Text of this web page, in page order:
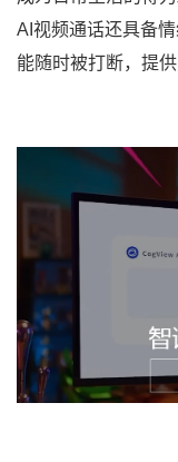
AI视频通话还具备
能随时被打断，提